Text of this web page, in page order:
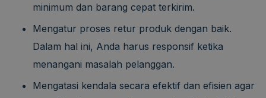
minimum dan barang cepat terkirim.
Mengatur proses retur produk dengan baik.
Dalam hal ini, Anda harus responsif ketika
menangani masalah pelanggan.
Mengatasi kendala secara efektif dan efisien agar